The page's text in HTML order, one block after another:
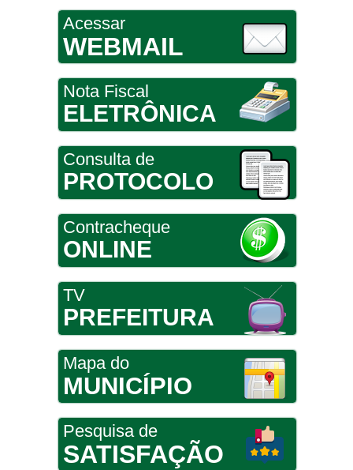
Acessar
WEBMAIL
Nota Fiscal
ELETRÔNICA
Consulta de
PROTOCOLO
Contracheque
ONLINE
TV
PREFEITURA
Mapa do
MUNICÍPIO
Pesquisa de
SATISFAÇÃO